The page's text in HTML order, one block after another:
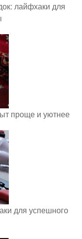
лайфхаки для
проще и уютнее
для успешного